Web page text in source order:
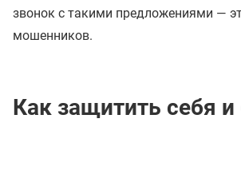
звонок с такими предложениями —
мошенников.
Как защитить себя и